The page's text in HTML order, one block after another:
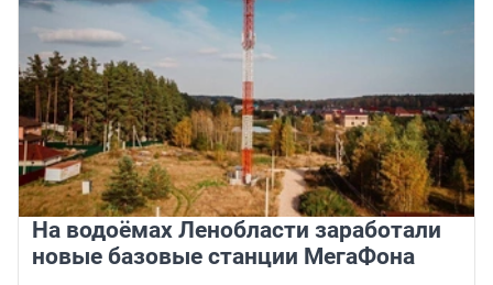
На водоёмах Ленобласти заработали
новые базовые станции МегаФона